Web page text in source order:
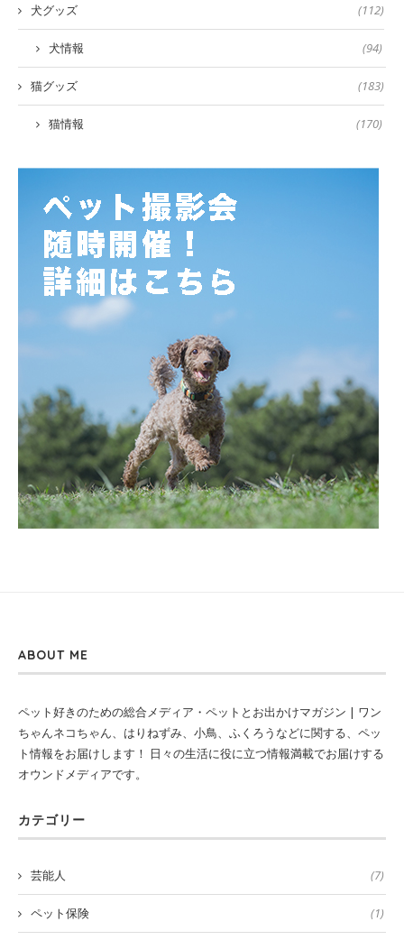
犬グッズ (112)
犬情報 (94)
猫グッズ (183)
猫情報 (170)
ABOUT ME
ペット好きのための総合メディア・ペットとお出かけマガジン | ワン
ちゃんネコちゃん、はりねずみ、小鳥、ふくろうなどに関する、ペッ
ト情報をお届けします！ 日々の生活に役に立つ情報満載でお届けする
オウンドメディアです。
カテゴリー
芸能人 (7)
ペット保険 (1)